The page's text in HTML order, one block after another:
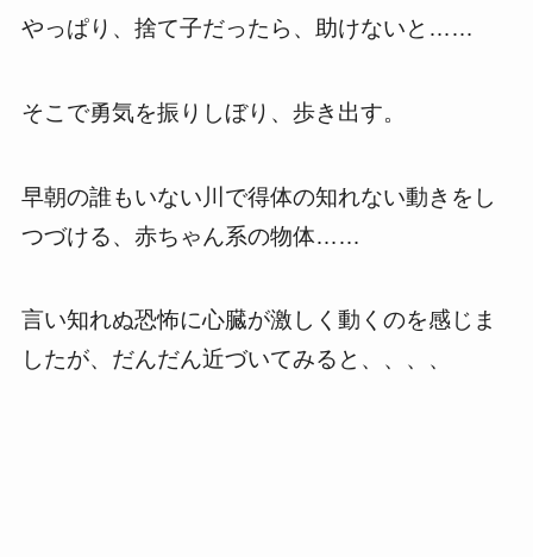
やっぱり、捨て子だったら、助けないと……
そこで勇気を振りしぼり、歩き出す。
早朝の誰もいない川で得体の知れない動きをし
つづける、赤ちゃん系の物体……
言い知れぬ恐怖に心臓が激しく動くのを感じま
したが、だんだん近づいてみると、、、、